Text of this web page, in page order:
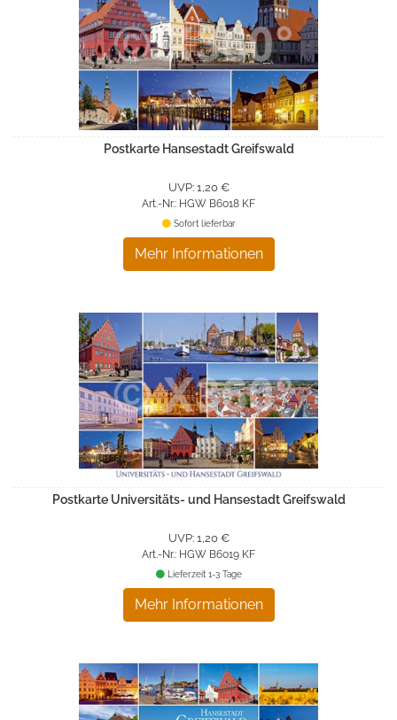
Postkarte Hansestadt Greifswald
UVP: 1,20 €
Art.-Nr.: HGW B6018 KF
Mehr Informationen
Sofort lieferbar
Postkarte Universitäts- und Hansestadt Greifswald
UVP: 1,20 €
Art.-Nr.: HGW B6019 KF
Mehr Informationen
Lieferzeit 1-3 Tage